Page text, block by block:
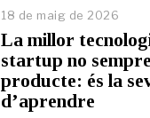
18 de maig de 2026
8
d
e
m
La millor
startup no
producte: és la
d’aprendre